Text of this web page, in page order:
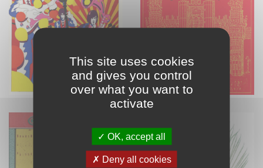
This site uses cookies
and gives you control
over what you want to
activate
OK, accept all
Deny all cookies